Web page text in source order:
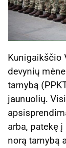
Kunigaikščio
devynių
tarnybą
jaunuolių.
arba, patekę
norą tarnybą